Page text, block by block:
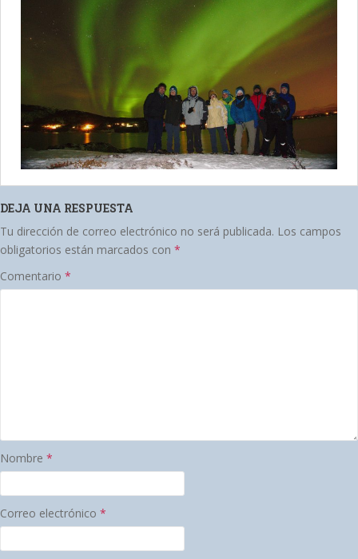
DEJA UNA RESPUESTA
Tu dirección de correo electrónico no será publicada. Los campos
obligatorios están marcados con *
Comentario *
Nombre *
Correo electrónico *